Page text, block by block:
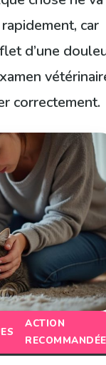
car
d’une
correctement.
ACTION
RECOMMANDÉE